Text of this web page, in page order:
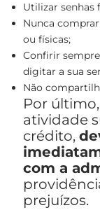
Utilizar senhas
Nunca
ou físicas;
Confirir
digitar a sua
Não
Por
atividade
crédito,
com a
prejuízos.